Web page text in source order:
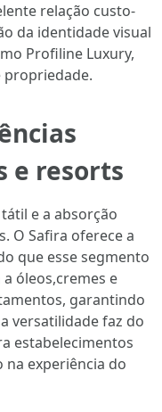
relação custo-
da identidade visual
Profiline Luxury,
e resorts
e a absorção
O Safira oferece a
que esse segmento
óleos,cremes e
garantindo
versatilidade faz do
estabelecimentos
na experiência do